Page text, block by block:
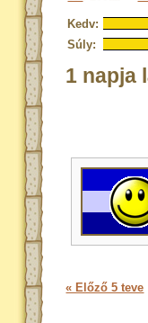
Kedv:
Súly:
1 napja
« Előző 5 teve